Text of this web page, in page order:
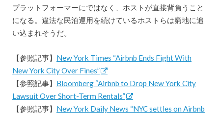
プラットフォーマーにではなく、ホストが直接背負うこと
になる。違法な民泊運用を続けているホストらは窮地に追
い込まれそうだ。
【参照記事】 New York Times “Airbnb Ends Fight With
New York City Over Fines”
【参照記事】 Bloomberg “Airbnb to Drop New York City
Lawsuit Over Short-Term Rentals”
【参照記事】 New York Daily News “NYC settles on Airbnb